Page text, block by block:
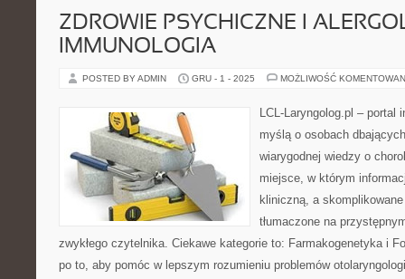
ZDROWIE PSYCHICZNE I
IMMUNOLOGIA
POSTED BY ADMIN GRU - 1 - 2025 MOŻLIWOŚĆ
LCL-Laryngolog.pl – portal
myślą o osobach
wiarygodnej wiedzy o
miejsce, w którym
kliniczną, a
tłumaczone na
zwykłego czytelnika. Ciekawe kategorie to: Farmakogenetyka i
po to, aby pomóc w lepszym rozumieniu problemów